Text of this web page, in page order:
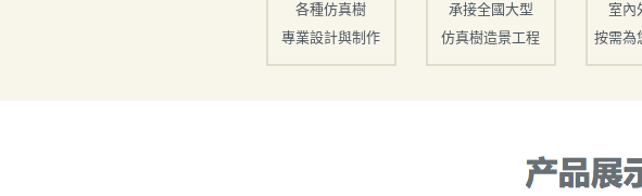
各種仿真樹
專業設計與制作
承接全國大型
仿真樹造景工程
室內
按需為